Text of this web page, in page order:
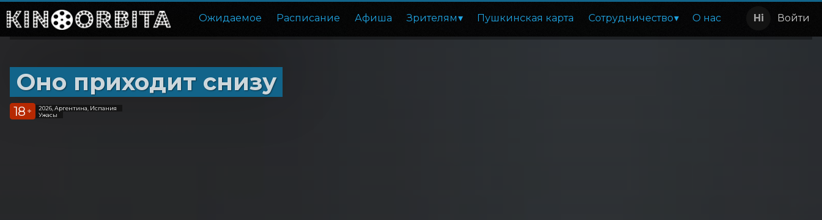
Ожидаемое Расписание Афиша Зрителям Пушкинская карта Сотрудничество О нас Войти
Оно приходит снизу
18 +
2026, Аргентина, Испания
Ужасы